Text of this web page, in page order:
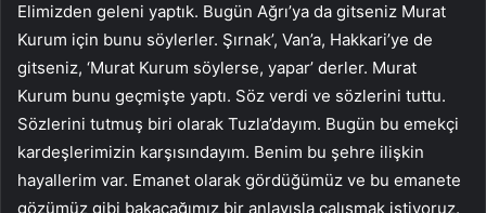
Elimizden geleni yaptık. Bugün Ağrı’ya da gitseniz Murat
Kurum için bunu söylerler. Şırnak’, Van’a, Hakkari’ye de
gitseniz, ‘Murat Kurum söylerse, yapar’ derler. Murat
Kurum bunu geçmişte yaptı. Söz verdi ve sözlerini tuttu.
Sözlerini tutmuş biri olarak Tuzla’dayım. Bugün bu emekçi
kardeşlerimizin karşısındayım. Benim bu şehre ilişkin
hayallerim var. Emanet olarak gördüğümüz ve bu emanete
gözümüz gibi bakacağımız bir anlayışla çalışmak istiyoruz.